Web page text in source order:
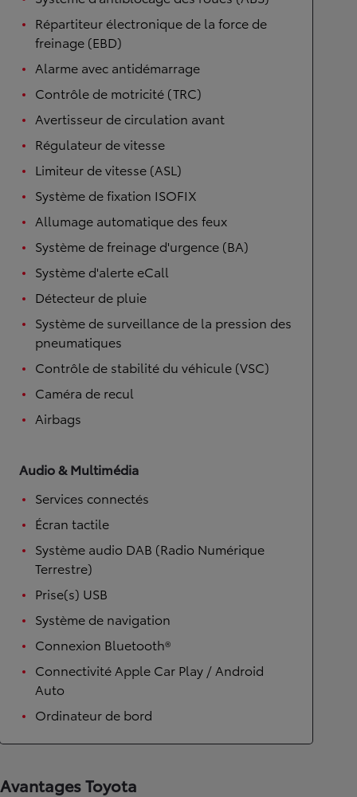
Répartiteur électronique de la force de
freinage (EBD)
Alarme avec antidémarrage
Contrôle de motricité (TRC)
Avertisseur de circulation avant
Régulateur de vitesse
Limiteur de vitesse (ASL)
Système de fixation ISOFIX
Allumage automatique des feux
Système de freinage d'urgence (BA)
Système d'alerte eCall
Détecteur de pluie
Système de surveillance de la pression des
pneumatiques
Contrôle de stabilité du véhicule (VSC)
Caméra de recul
Airbags
Audio & Multimédia
Services connectés
Écran tactile
Système audio DAB (Radio Numérique
Terrestre)
Prise(s) USB
Système de navigation
Connexion Bluetooth®
Connectivité Apple Car Play / Android
Auto
Ordinateur de bord
Avantages Toyota